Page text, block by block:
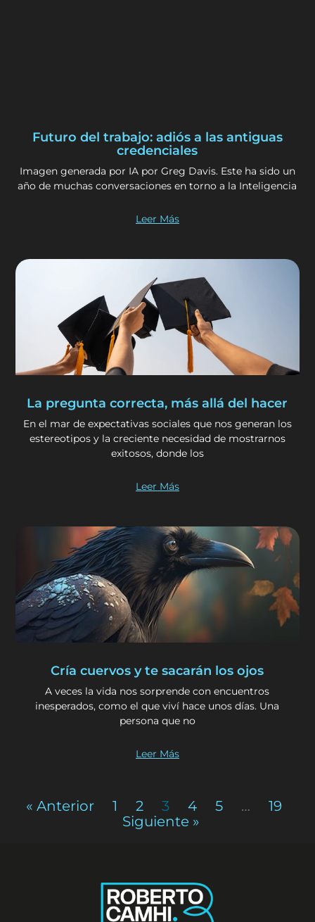
Futuro del trabajo: adiós a las antiguas
credenciales
Imagen generada por IA por Greg Davis. Este ha sido un
año de muchas conversaciones en torno a la Inteligencia
Leer Más
La pregunta correcta, más allá del hacer
En el mar de expectativas sociales que nos generan los
estereotipos y la creciente necesidad de mostrarnos
exitosos, donde los
Leer Más
Cría cuervos y te sacarán los ojos
A veces la vida nos sorprende con encuentros
inesperados, como el que viví hace unos días. Una
persona que no
Leer Más
« Anterior 1 2 3 4 5 …
19
Siguiente »